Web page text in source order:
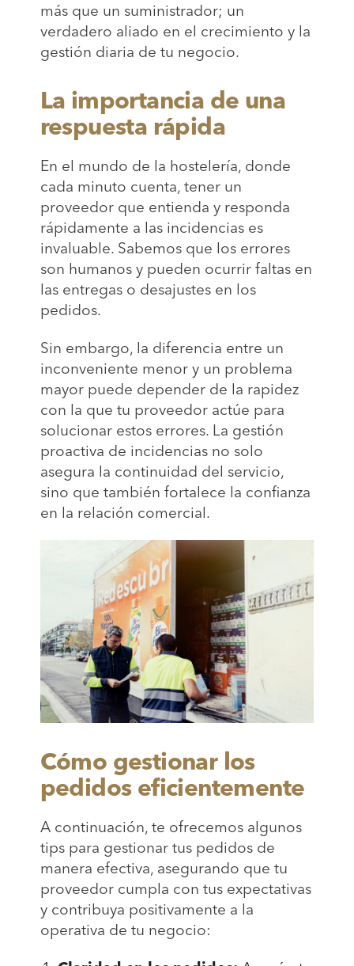
más que un suministrador; un
verdadero aliado en el crecimiento y la
gestión diaria de tu negocio.
La importancia de una
respuesta rápida
En el mundo de la hostelería, donde
cada minuto cuenta, tener un
proveedor que entienda y responda
rápidamente a las incidencias es
invaluable. Sabemos que los errores
son humanos y pueden ocurrir faltas en
las entregas o desajustes en los
pedidos.
Sin embargo, la diferencia entre un
inconveniente menor y un problema
mayor puede depender de la rapidez
con la que tu proveedor actúe para
solucionar estos errores. La gestión
proactiva de incidencias no solo
asegura la continuidad del servicio,
sino que también fortalece la confianza
en la relación comercial.
Cómo gestionar los
pedidos eficientemente
A continuación, te ofrecemos algunos
tips para gestionar tus pedidos de
manera efectiva, asegurando que tu
proveedor cumpla con tus expectativas
y contribuya positivamente a la
operativa de tu negocio: